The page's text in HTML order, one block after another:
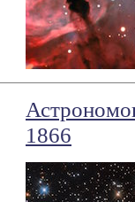
1866